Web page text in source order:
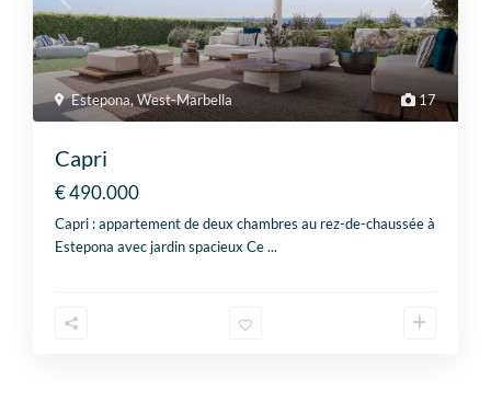
17
Estepona,West-Marbella
Capri
€ 490.000
Capri : appartement de deux chambres au rez-de-chaussée à
Estepona avec jardin spacieux Ce...